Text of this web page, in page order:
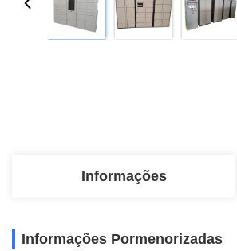
Informações
Informações Pormenorizadas